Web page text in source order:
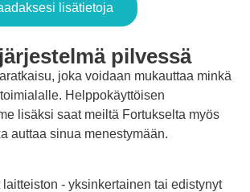
lisätietoja
pilvessä
joka voidaan mukauttaa minkä
Helppokäyttöisen
lisäksi saat meiltä Fortukselta myös
auttaa sinua menestymään.
- yksinkertainen tai edistynyt